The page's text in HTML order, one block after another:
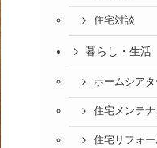
住宅対談
暮らし・生活
ホームシアタ
住宅メンテナ
住宅リフォー